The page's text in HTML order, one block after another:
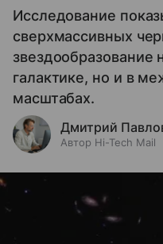
Исследование
сверхмассивных
звездообразование
галактике, но и в
масштабах.
Дмитрий
Автор Hi-Tech Mail